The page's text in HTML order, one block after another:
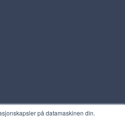
på datamaskinen din.